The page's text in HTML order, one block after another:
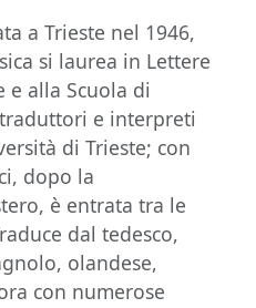
a Trieste nel 1946,
si laurea in Lettere
e alla Scuola di
e interpreti
di Trieste; con
dopo la
è entrata tra le
dal tedesco,
olandese,
con numerose